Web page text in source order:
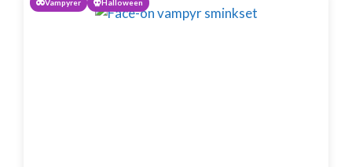
Vampyrer Halloween